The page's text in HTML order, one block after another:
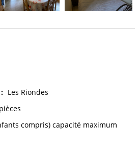
: Les Riondes
compris) capacité maximum